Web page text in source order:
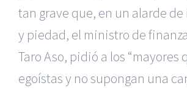
tan grave que, en un alarde
y piedad, el ministro de
Taro Aso, pidió a los “mayores
egoístas y no supongan una